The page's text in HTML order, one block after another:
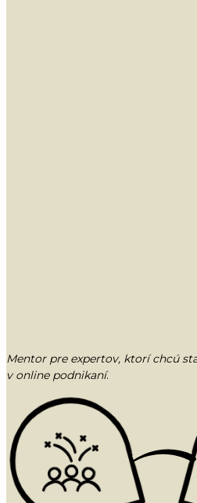
Mentor pre expertov, ktorí chcú
v online podnikaní.